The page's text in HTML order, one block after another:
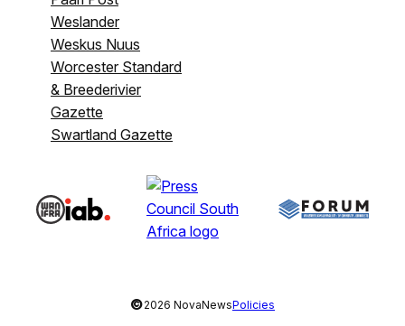
Weslander
Weskus Nuus
Worcester Standard
& Breederivier
Gazette
Swartland Gazette
©2026 NovaNewsPolicies